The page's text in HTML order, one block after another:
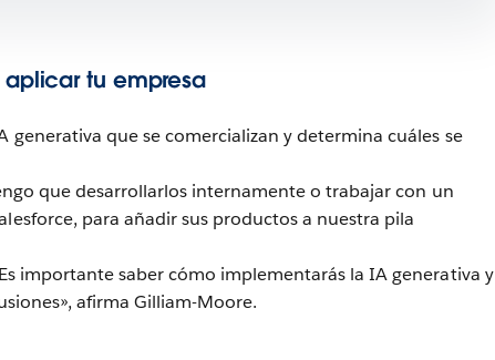
tu empresa
generativa que se comercializan y determina cuáles se
que desarrollarlos internamente o trabajar con un
para añadir sus productos a nuestra pila
importante saber cómo implementarás la IA generativa y
afirma Gilliam-Moore.